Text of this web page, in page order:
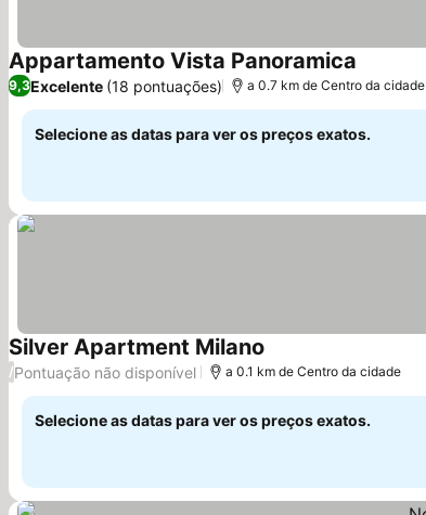
Appartamento Vista Panoramica
9,3Excelente (18 pontuações) a 0.7 km de Centro da cidade
Selecione as datas para ver os preços exatos.
Silver Apartment Milano
/Pontuação não disponível a 0.1 km de Centro da cidade
Selecione as datas para ver os preços exatos.